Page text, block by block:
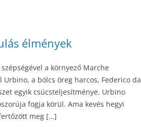
élmények
a környező Marche
a bölcs öreg harcos, Federico da
egyik csúcsteljesítménye. Urbino
fogja körül. Ama kevés hegyi
meg […]